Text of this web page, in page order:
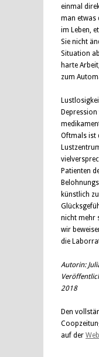
einmal
man etwas
im Leben,
Sie nicht
Situation
harte
zum
Oftmals ist
Patienten
künstlich
nicht mehr
wir
die
Autorin:
2018
Den
auf der